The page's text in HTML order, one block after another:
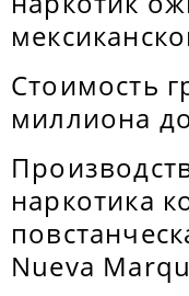
Стоимость
миллиона
наркотика
Nueva